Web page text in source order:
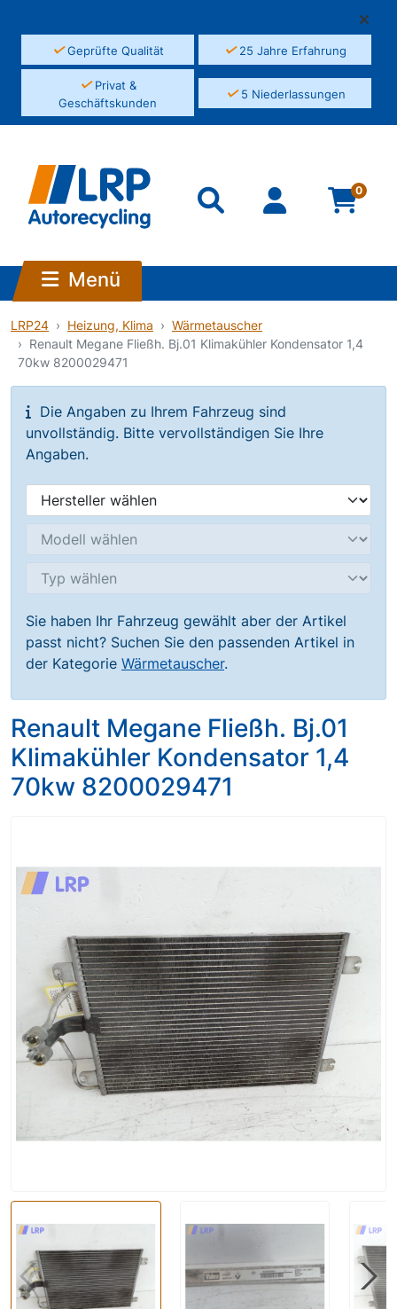
✓Geprüfte Qualität ✓25 Jahre Erfahrung
✓Privat &
Geschäftskunden
✓5 Niederlassungen
0
Menü
LRP24 Heizung, Klima
Wärmetauscher
Renault Megane Fließh. Bj.01 Klimakühler Kondensator 1,4
70kw 8200029471
Die Angaben zu Ihrem Fahrzeug sind
unvollständig. Bitte vervollständigen Sie Ihre
Angaben.
Sie haben Ihr Fahrzeug gewählt aber der Artikel
passt nicht? Suchen Sie den passenden Artikel in
der Kategorie Wärmetauscher.
Renault Megane Fließh. Bj.01
Klimakühler Kondensator 1,4
70kw 8200029471